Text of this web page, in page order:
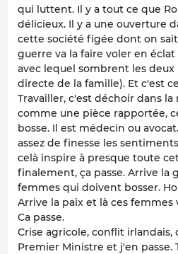
qui luttent. Il y a tout ce que
délicieux. Il y a une ouverture
cette société figée dont on
guerre va la faire voler en
avec lequel sombrent les
directe de la famille). Et c'est
Travailler, c'est déchoir dans la
comme une pièce rapportée,
bosse. Il est médecin ou
assez de finesse les
celà inspire à presque toute
finalement, ça passe. Arrive la
femmes qui doivent bosser.
Arrive la paix et là ces
Ca passe.
Crise agricole, conflit
Premier Ministre et j'en passe.